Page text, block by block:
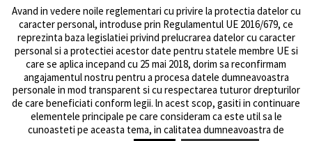
Rezultat concurs expert – proba scrisa
06/08/2026 inResurse umane / Achizitii
Anunt concurs
05/08/2026 Resurse umane / Achizitii
© 2026 Primăria Comunei Jilava. Dev byows.ro
Avand in vedere noile reglementari cu privire la protectia datelor cu
caracter personal, introduse prin Regulamentul UE 2016/679, ce
reprezinta baza legislatiei privind prelucrarea datelor cu caracter
personal si a protectiei acestor date pentru statele membre UE si
care se aplica incepand cu 25 mai 2018, dorim sa reconfirmam
angajamentul nostru pentru a procesa datele dumneavoastra
personale in mod transparent si cu respectarea tuturor drepturilor
de care beneficiati conform legii. ln acest scop, gasiti in continuare
elementele principale pe care consideram ca este util sa le
cunoasteti pe aceasta tema, in calitatea dumneavoastra de